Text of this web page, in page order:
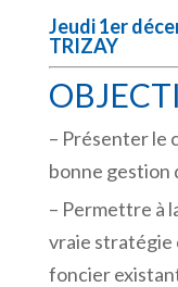
Jeudi 1er
TRIZAY
– Présenter le
bonne gestion
– Permettre à
vraie stratégie
foncier